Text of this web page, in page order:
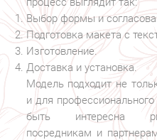
Выбор формы и
Подготовка макета с
Изготовление.
Доставка и установка.
Модель подходит не
и для
быть интересна
посредникам и